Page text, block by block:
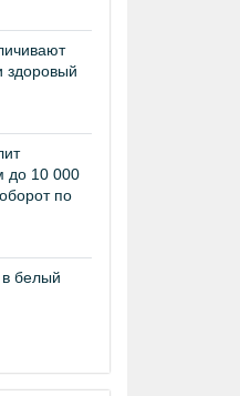
здоровый
до 10 000
по
белый